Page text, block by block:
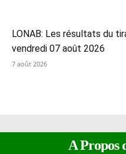
LONAB: Les résultats du
vendredi 07 août 2026
7 août 2026
A Propos